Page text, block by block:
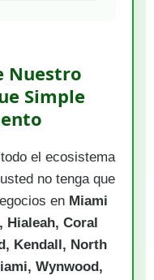
Nuestro
Simple
el ecosistema
no tenga que
en Miami
Hialeah, Coral
Kendall, North
Wynwood,